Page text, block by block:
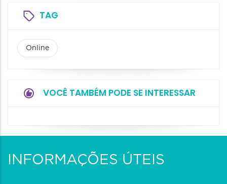
TAG
Online
VOCÊ TAMBÉM PODE SE INTERESSAR
INFORMAÇÕES ÚTEIS